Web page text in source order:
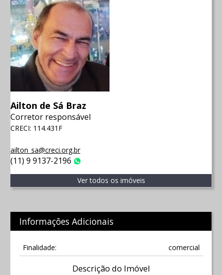
Ailton de Sá Braz
Corretor responsável
CRECI: 114.431F
ailton_sa@creci.org.br
(11) 9 9137-2196
Ver todos os imóveis
Informações Adicionais
Finalidade: comercial
Descrição do Imóvel